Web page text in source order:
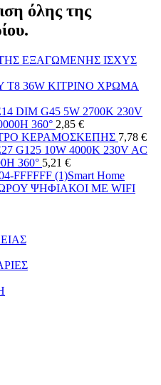
όλης της
ΕΞΑΓΩΜΕΝΗΣ ΙΣΧΥΣ
36W ΚΙΤΡΙΝΟ ΧΡΩΜΑ
DIM G45 5W 2700K 230V
360° 2,85 €
ΚΕΡΑΜΟΣΚΕΠΗΣ 7,78 €
G125 10W 4000K 230V AC
360° 5,21 €
Smart Home
ΨΗΦΙΑΚΟΙ ΜΕ WIFI